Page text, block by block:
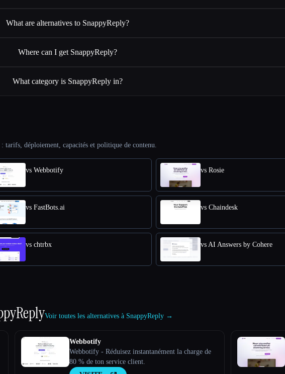
What are alternatives to SnappyReply?
Where can I get SnappyReply?
What category is SnappyReply in?
déploiement, capacités et politique de contenu.
vs Webbotify vs Rosie
vs FastBots.ai vs Chaindesk
vs chtrbx vs AI Answers by Cohere
Voir toutes les alternatives à SnappyReply →
Webbotify
Webbotify - Réduisez instantanément la charge de
80 % de ton service client.